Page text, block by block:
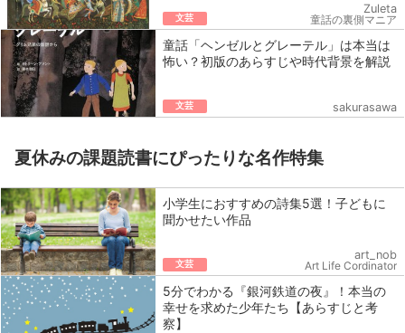
文芸
Zuleta
童話の裏側マニア
童話「ヘンゼルとグレーテル」は本当は
怖い？初版のあらすじや時代背景を解説
文芸 sakurasawa
夏休みの課題読書にぴったりな名作特集
小学生におすすめの詩集5選！子どもに
聞かせたい作品
文芸
art_nob
Art Life Cordinator
5分でわかる『銀河鉄道の夜』！本当の
幸せを求めた少年たち【あらすじと考
察】